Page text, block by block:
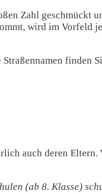
Zahl geschmückt
wird im Vorfeld
finden
auch deren
(ab 8. Klasse)